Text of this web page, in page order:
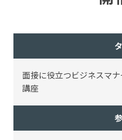
面接に役立つビジネスマ
講座